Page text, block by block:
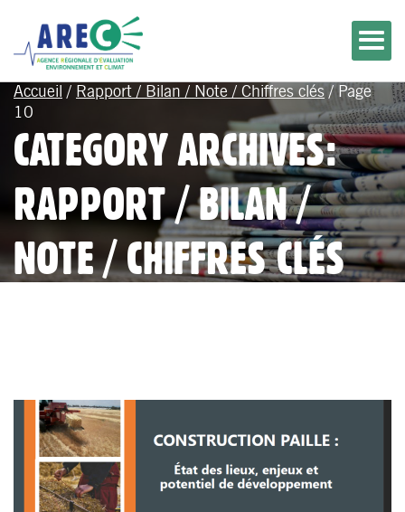
Accueil / Rapport / Bilan / Note / Chiffres clés/Page
10
CATEGORY ARCHIVES:
RAPPORT / BILAN /
NOTE / CHIFFRES CLÉS